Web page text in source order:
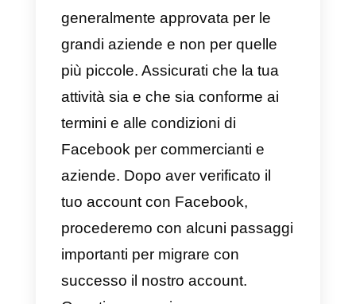
eseguire i seguenti passaggi:
Verifica il tuo account con
Facebook
L’API di WhatsApp è valida solo
per le aziende registrate.
Facebook ti chiederà di inviare i
documenti legali in merito. La